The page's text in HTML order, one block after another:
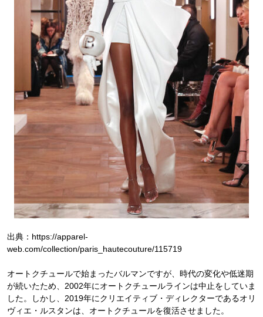
出典：https://apparel-
web.com/collection/paris_hautecouture/115719
オートクチュールで始まったバルマンですが、時代の変化や低迷期
が続いたため、2002年にオートクチュールラインは中止をしていま
した。しかし、2019年にクリエイティブ・ディレクターであるオリ
ヴィエ・ルスタンは、オートクチュールを復活させました。